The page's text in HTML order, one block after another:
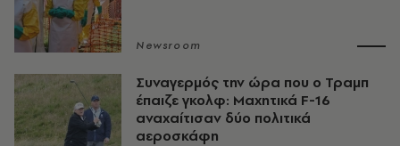
Newsroom
Συναγερμός την ώρα που ο Τραμπ
έπαιζε γκολφ: Μαχητικά F-16
αναχαίτισαν δύο πολιτικά
αεροσκάφη